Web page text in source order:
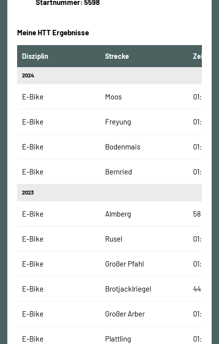
Startnummer: 5598
Meine HTT Ergebnisse
Disziplin Strecke Zeit
2024
E-Bike Moos
E-Bike Freyung
E-Bike Bodenmais
E-Bike Bernried
2023
E-Bike Almberg 58:00
E-Bike Rusel
E-Bike Großer Pfahl
E-Bike Brotjacklriegel 44:00
E-Bike Großer Arber
E-Bike Plattling